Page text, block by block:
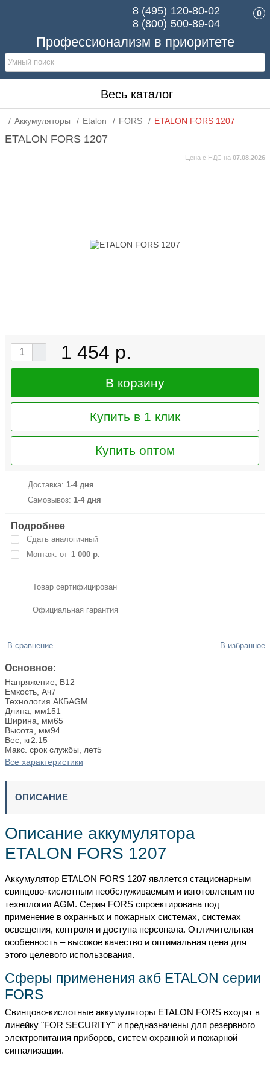
Профессионализм в приоритете
8 (495) 120-80-02
8 (800) 500-89-04
0
Весь каталог
Аккумуляторы Etalon FORS ETALON FORS 1207
ETALON FORS 1207
Цена с НДС на 07.08.2026
В сравнение В избранное
Основное:
Напряжение, В12
Емкость, Ач7
Технология АКБAGM
Длина, мм151
Ширина, мм65
Высота, мм94
Вес, кг2.15
Макс. срок службы, лет5
Все характеристики
1 454 р.
В корзину
Купить в 1 клик
Купить оптом
Доставка: 1-4 дня
Самовывоз: 1-4 дня
Подробнее
Сдать аналогичный
Монтаж: от 1 000 р.
Товар сертифицирован
Официальная гарантия
ОПИСАНИЕ
Описание аккумулятора
ETALON FORS 1207
Аккумулятор ETALON FORS 1207 является стационарным
свинцово-кислотным необслуживаемым и изготовленым по
технологии AGM. Серия FORS спроектирована под
применение в охранных и пожарных системах, системах
освещения, контроля и доступа персонала. Отличительная
особенность – высокое качество и оптимальная цена для
этого целевого использования.
Сферы применения акб ETALON серии
FORS
Свинцово-кислотные аккумуляторы ETALON FORS входят в
линейку "FOR SECURITY" и предназначены для резервного
электропитания приборов, систем охранной и пожарной
сигнализации.